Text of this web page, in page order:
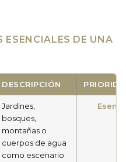
ESENCIALES DE UNA
DESCRIPCIÓN
Jardines,
bosques,
montañas o
cuerpos de agua
como escenario